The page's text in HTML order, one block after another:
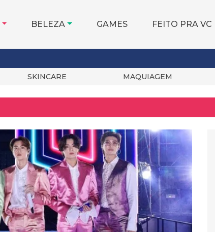
BELEZA GAMES FEITO PRA VC
SKINCARE MAQUIAGEM